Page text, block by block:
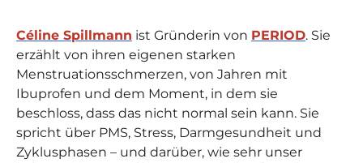
Céline Spillmann ist Gründerin von PERIOD. Sie
erzählt von ihren eigenen starken
Menstruationsschmerzen, von Jahren mit
Ibuprofen und dem Moment, in dem sie
beschloss, dass das nicht normal sein kann. Sie
spricht über PMS, Stress, Darmgesundheit und
Zyklusphasen – und darüber, wie sehr unser